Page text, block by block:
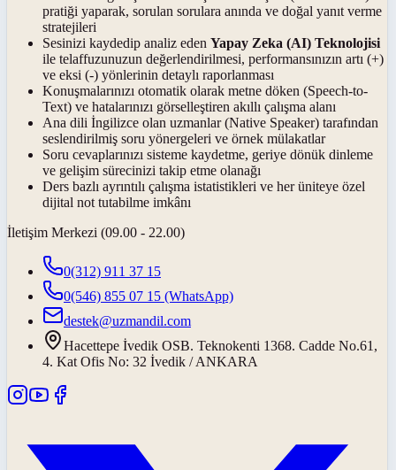
pratiği yaparak, sorulan sorulara anında ve doğal yanıt verme
stratejileri
Sesinizi kaydedip analiz eden Yapay Zeka (AI) Teknolojisi
ile telaffuzunuzun değerlendirilmesi, performansınızın artı (+)
ve eksi (-) yönlerinin detaylı raporlanması
Konuşmalarınızı otomatik olarak metne döken (Speech-to-
Text) ve hatalarınızı görselleştiren akıllı çalışma alanı
Ana dili İngilizce olan uzmanlar (Native Speaker) tarafından
seslendirilmiş soru yönergeleri ve örnek mülakatlar
Soru cevaplarınızı sisteme kaydetme, geriye dönük dinleme
ve gelişim sürecinizi takip etme olanağı
Ders bazlı ayrıntılı çalışma istatistikleri ve her üniteye özel
dijital not tutabilme imkânı
İletişim Merkezi (09.00 - 22.00)
0(312) 911 37 15
0(546) 855 07 15 (WhatsApp)
destek@uzmandil.com
Hacettepe İvedik OSB. Teknokenti 1368. Cadde No.61,
4. Kat Ofis No: 32 İvedik / ANKARA